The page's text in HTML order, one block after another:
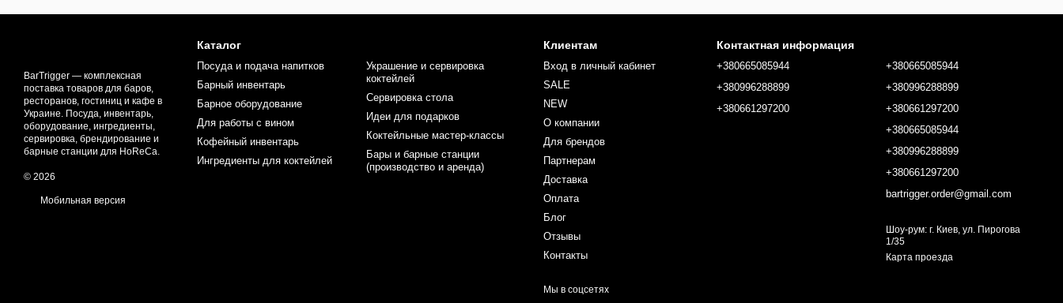
BarTrigger — комплексная
поставка товаров для баров,
ресторанов, гостиниц и кафе в
Украине. Посуда, инвентарь,
оборудование, ингредиенты,
сервировка, брендирование и
барные станции для HoReCa.
© 2026
Мобильная версия
Каталог
Посуда и подача напитков
Барный инвентарь
Барное оборудование
Для работы с вином
Кофейный инвентарь
Ингредиенты для коктейлей
Украшение и сервировка
коктейлей
Сервировка стола
Идеи для подарков
Коктейльные мастер-классы
Бары и барные станции
(производство и аренда)
Клиентам
Вход в личный кабинет
SALE
NEW
О компании
Для брендов
Партнерам
Доставка
Оплата
Блог
Отзывы
Контакты
Мы в соцсетях
Контактная информация
+380665085944
+380996288899
+380661297200
+380665085944
+380996288899
+380661297200
+380665085944
+380996288899
+380661297200
bartrigger.order@gmail.com
Шоу-рум: г. Киев, ул. Пирогова
1/35
Карта проезда